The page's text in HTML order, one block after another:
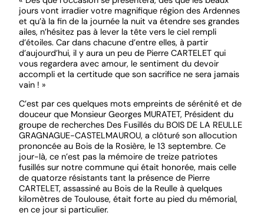
jours vont irradier votre magnifique région des Ardennes
et qu’à la fin de la journée la nuit va étendre ses grandes
ailes, n’hésitez pas à lever la tête vers le ciel rempli
d’étoiles. Car dans chacune d’entre elles, à partir
d’aujourd’hui, il y aura un peu de Pierre CARTELET qui
vous regardera avec amour, le sentiment du devoir
accompli et la certitude que son sacrifice ne sera jamais
vain ! »
C’est par ces quelques mots empreints de sérénité et de
douceur que Monsieur Georges MURATET, Président du
groupe de recherches Des Fusillés du BOIS DE LA REULLE
GRAGNAGUE-CASTELMAUROU, a clôturé son allocution
prononcée au Bois de la Rosière, le 13 septembre. Ce
jour-là, ce n’est pas la mémoire de treize patriotes
fusillés sur notre commune qui était honorée, mais celle
de quatorze résistants tant la présence de Pierre
CARTELET, assassiné au Bois de la Reulle à quelques
kilomètres de Toulouse, était forte au pied du mémorial,
en ce jour si particulier.